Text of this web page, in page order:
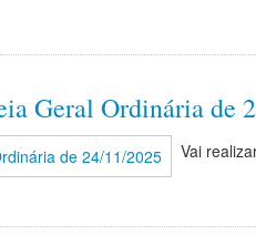
Geral Ordinária de
Vai